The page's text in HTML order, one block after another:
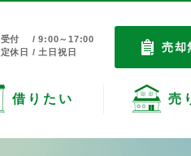
受付
/ 9:00～17:00
定休日 / 土日祝日
売却
借りたい 売